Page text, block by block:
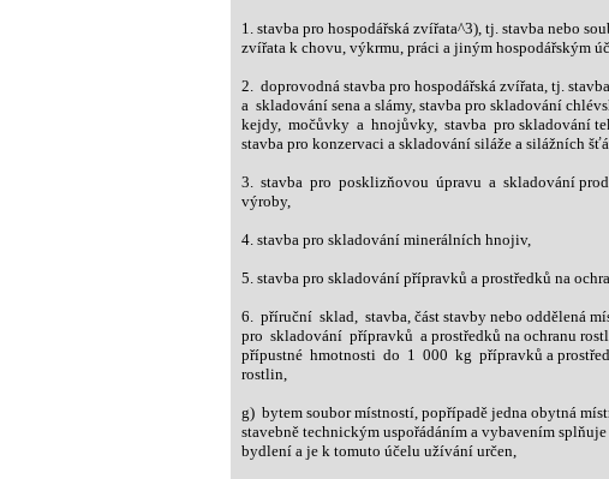
1. stavba pro hospodářská zvířata^3), tj. stavba nebo
zvířata k chovu, výkrmu, práci a jiným hospodářským
2. doprovodná stavba pro hospodářská zvířata, tj.
a skladování sena a slámy, stavba pro skladování
kejdy, močůvky a hnojůvky, stavba pro skladování
stavba pro konzervaci a skladování siláže a silážních
3. stavba pro posklizňovou úpravu a skladování
výroby,
4. stavba pro skladování minerálních hnojiv,
5. stavba pro skladování přípravků a prostředků na
6. příruční sklad, stavba, část stavby nebo oddělená
pro skladování přípravků a prostředků na ochranu
přípustné hmotnosti do 1 000 kg přípravků a
rostlin,
g) bytem soubor místností, popřípadě jedna obytná
stavebně technickým uspořádáním a vybavením
bydlení a je k tomuto účelu užívání určen,